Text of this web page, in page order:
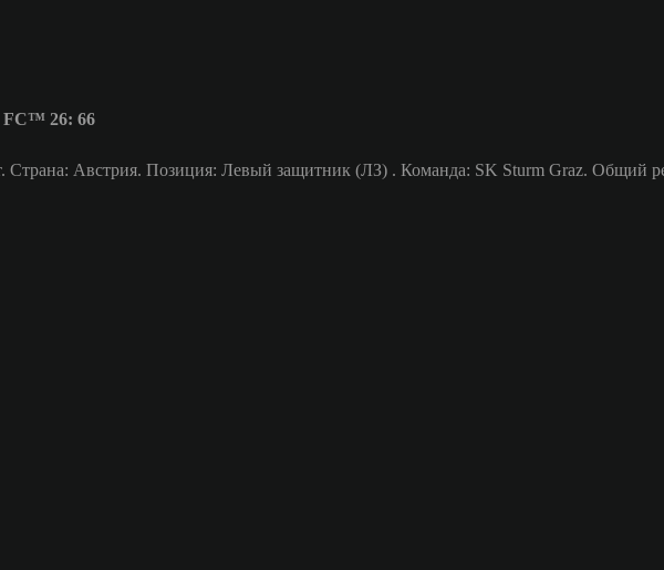
FC™ 26: 66
Австрия. Позиция: Левый защитник (ЛЗ) . Команда: SK Sturm Graz. Общий